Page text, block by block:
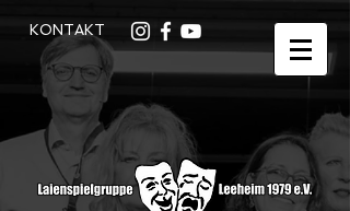
KONTAKT